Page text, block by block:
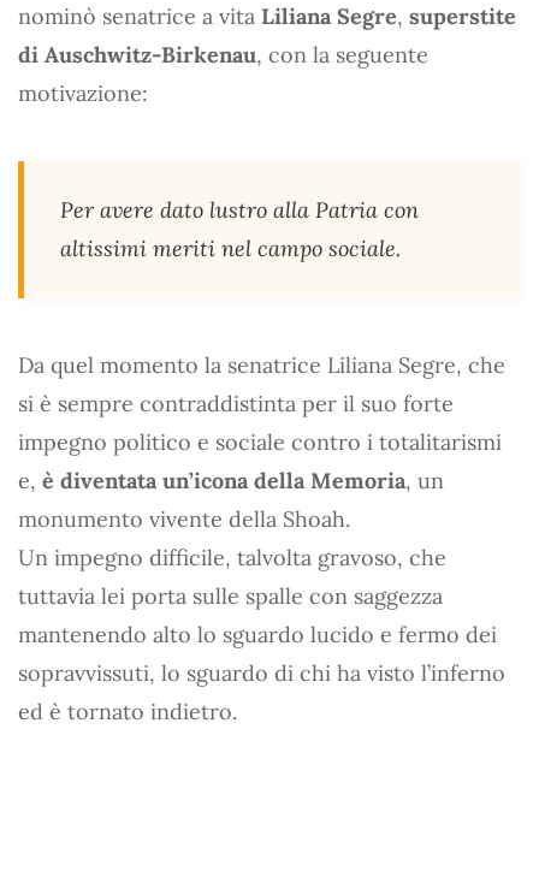
nominò senatrice a vita Liliana Segre, superstite
di Auschwitz-Birkenau, con la seguente
motivazione:
Per avere dato lustro alla Patria con
altissimi meriti nel campo sociale.
Da quel momento la senatrice Liliana Segre, che
si è sempre contraddistinta per il suo forte
impegno politico e sociale contro i totalitarismi
e, è diventata un’icona della Memoria, un
monumento vivente della Shoah.
Un impegno difficile, talvolta gravoso, che
tuttavia lei porta sulle spalle con saggezza
mantenendo alto lo sguardo lucido e fermo dei
sopravvissuti, lo sguardo di chi ha visto l’inferno
ed è tornato indietro.